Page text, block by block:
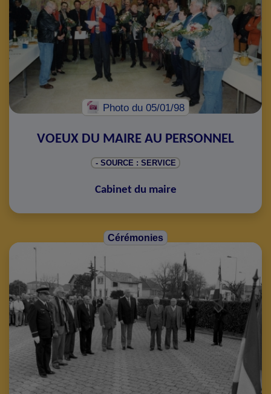
Photo du 05/01/98
VOEUX DU MAIRE AU PERSONNEL
- SOURCE : SERVICE
Cabinet du maire
Cérémonies